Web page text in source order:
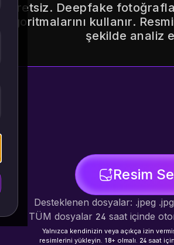
Deepfake
kullanır.
şekilde analiz
Resim
Desteklenen dosyalar: .jpeg
TÜM dosyalar 24 saat içinde
Yalnızca kendinizin veya açıkça izin
resimlerini yükleyin. 18+ olmalı. 24 saat